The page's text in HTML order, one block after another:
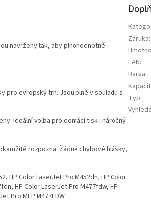
navrženy tak, aby plnohodnotně
pro evropský trh. Jsou plně v souladu s
Ideální volba pro domácí tisk i náročný
rozpozná. Žádné chybové hlášky,
HP Color LaserJet Pro M452dn, HP Color
HP Color LaserJet Pro M477fdw, HP
Pro MFP M477FDW
Záruka:
EAN:
Barva:
Typ: